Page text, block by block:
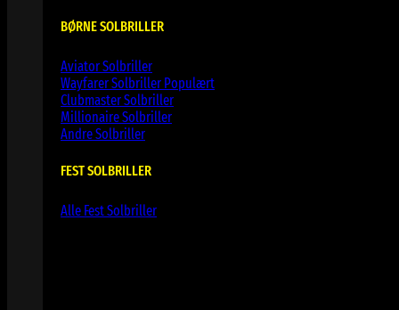
BØRNE SOLBRILLER
Aviator Solbriller
Wayfarer Solbriller
Clubmaster Solbriller
Millionaire Solbriller
Andre Solbriller
FEST SOLBRILLER
Alle Fest Solbriller